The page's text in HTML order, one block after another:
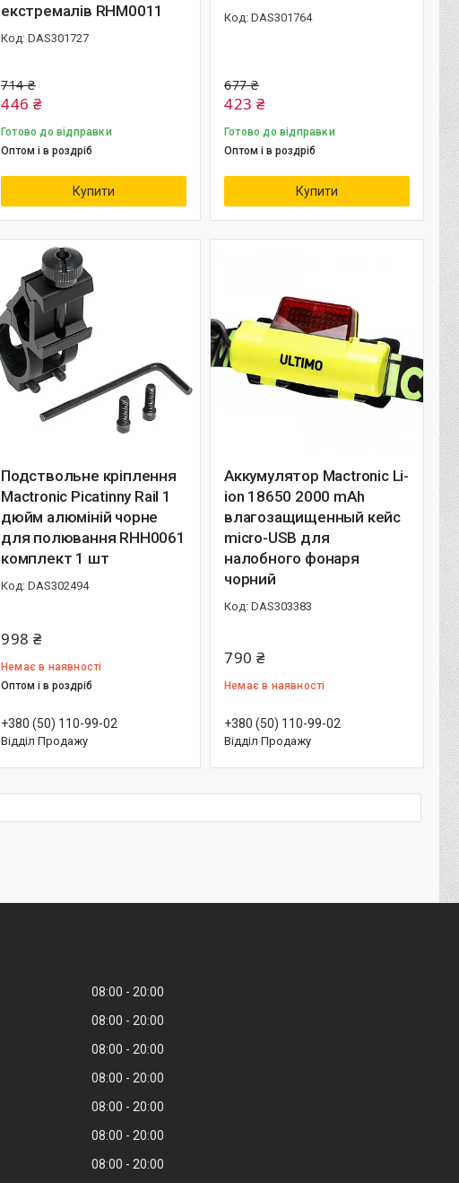
екстремалів RHM0011
DAS301727
714 ₴
446 ₴
Готово до відправки
Оптом і в роздріб
Купити
DAS301764
677 ₴
423 ₴
Готово до відправки
Оптом і в роздріб
Купити
Подствольне кріплення
Mactronic Picatinny Rail 1
дюйм алюміній чорне
для полювання RHH0061
комплект 1 шт
DAS302494
998 ₴
Немає в наявності
Оптом і в роздріб
+380 (50) 110-99-02
Відділ Продажу
Аккумулятор Mactronic Li-
ion 18650 2000 mAh
влагозащищенный кейс
micro-USB для
налобного фонаря
чорний
DAS303383
790 ₴
Немає в наявності
+380 (50) 110-99-02
Відділ Продажу
08:00
20:00
08:00
20:00
08:00
20:00
08:00
20:00
08:00
20:00
08:00
20:00
08:00 20:00